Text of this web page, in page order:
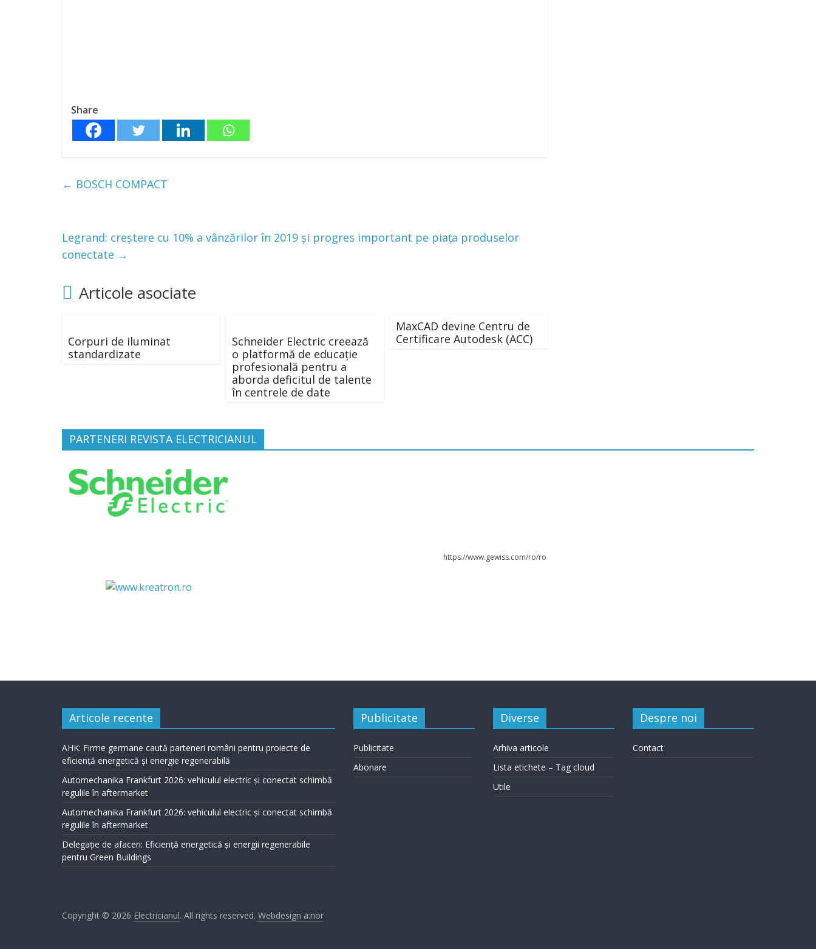
Share
← BOSCH COMPACT
Legrand: creștere cu 10% a vânzărilor în 2019 și progres important pe piața produselor
conectate →
Articole asociate
Corpuri de iluminat
standardizate
Schneider Electric creează
o platformă de educație
profesională pentru a
aborda deficitul de talente
în centrele de date
MaxCAD devine Centru de
Certificare Autodesk (ACC)
PARTENERI REVISTA ELECTRICIANUL
https://www.gewiss.com/ro/ro
Articole recente
AHK: Firme germane caută parteneri români pentru proiecte de
eficiență energetică și energie regenerabilă
Automechanika Frankfurt 2026: vehiculul electric și conectat schimbă
regulile în aftermarket
Automechanika Frankfurt 2026: vehiculul electric și conectat schimbă
regulile în aftermarket
Delegație de afaceri: Eficiență energetică și energii regenerabile
pentru Green Buildings
Publicitate
Publicitate
Abonare
Diverse
Arhiva articole
Lista etichete – Tag cloud
Utile
Despre noi
Contact
Copyright © 2026 Electricianul. All rights reserved. Webdesign a:nor